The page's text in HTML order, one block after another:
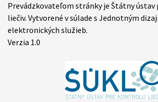
Items
Prevádzkovateľom stránky je Štátny
liečiv. Vytvorené v súlade s Jednotným
elektronických služieb.
Verzia 1.0